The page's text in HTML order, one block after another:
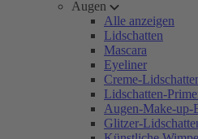
Augen
Alle anzeigen
Lidschatten
Mascara
Eyeliner
Creme-
Lidschatten-
Augen-Make-up-
Glitzer-